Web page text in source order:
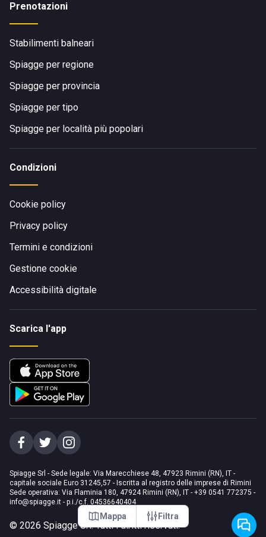
Mappa Filtra
Prenotazioni
Stabilimenti balneari
Spiagge per regione
Spiagge per provincia
Spiagge per tipo
Spiagge per località più popolari
Condizioni
Cookie policy
Privacy policy
Termini e condizioni
Gestione cookie
Accessibilità digitale
Scarica l'app
Spiagge Srl - Sede legale: Via Marecchiese 48, 47923 Rimini (RN), IT -
capitale sociale Euro 31245,57 - Iscritta al registro delle imprese di Rimini
Sede operativa: Via Flaminia 180, 47924 Rimini (RN), IT - +39 0541 772375 -
info@spiagge.it - p.i./c.f. 04536640404
© 2026 Spiagge Srl. Tutti i diritti riservati.